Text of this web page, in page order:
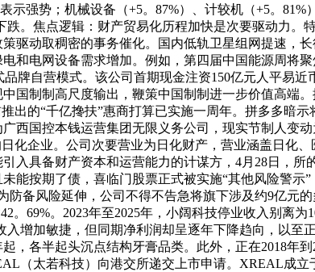
示强势；机械设备（+5。87%）、计较机（+5。
跌。焦点逻辑：财产贸易化历程加快是次要驱动力
驱动取稠密的事务催化。国内低轨卫星组网提速，
和电网设备需求增加。例如，第四届中国能源周将
牌自营模式。该公司首期现金注资150亿元人平易
国制制高尺度输出，鞭策中国制制进一步价值高端
出的“千亿搀扶”惠商打算已实施一周年。拼多多暗
西国控本钱运营集团无限义务公司，现实节制人变
化企业。公司次要营业为日化财产，营业涵盖日化
入具备财产资本和运营能力的计谋方，4月28日，
能按期了债，喜临门股票正式被实施“其他风险警
备风险延伸，公司不得不告急将旗下涉及约9亿元
69%。2023年至2025年，小阔科技停业收入别离为
增加敏捷，但同期净利润却呈逐年下降趋向，以至
，各半起头沉点结构牙膏品类。此外，正在2018年
（太若科技）向港交所递交上市申请。XREAL成